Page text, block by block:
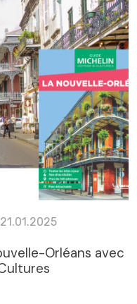
21.01.2025
Orléans avec